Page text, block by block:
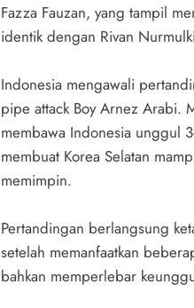
Fazza Fauzan, yang tampil
identik dengan Rivan
Indonesia mengawali
pipe attack Boy Arnez Arabi.
membawa Indonesia unggul
membuat Korea Selatan
memimpin.
Pertandingan berlangsung
setelah memanfaatkan
bahkan memperlebar